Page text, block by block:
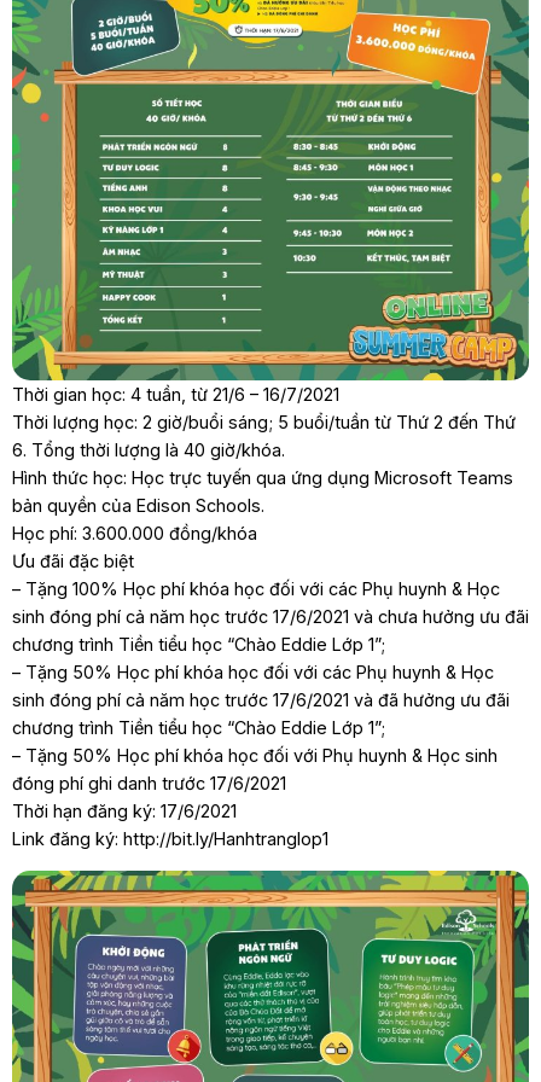
Thời gian học: 4 tuần, từ 21/6 – 16/7/2021
Thời lượng học: 2 giờ/buổi sáng; 5 buổi/tuần từ Thứ 2 đến Thứ
6. Tổng thời lượng là 40 giờ/khóa.
Hình thức học: Học trực tuyến qua ứng dụng Microsoft Teams
bản quyền của Edison Schools.
Học phí: 3.600.000 đồng/khóa
Ưu đãi đặc biệt
– Tặng 100% Học phí khóa học đối với các Phụ huynh & Học
sinh đóng phí cả năm học trước 17/6/2021 và chưa hưởng ưu đãi
chương trình Tiền tiểu học “Chào Eddie Lớp 1”;
– Tặng 50% Học phí khóa học đối với các Phụ huynh & Học
sinh đóng phí cả năm học trước 17/6/2021 và đã hưởng ưu đãi
chương trình Tiền tiểu học “Chào Eddie Lớp 1”;
– Tặng 50% Học phí khóa học đối với Phụ huynh & Học sinh
đóng phí ghi danh trước 17/6/2021
Thời hạn đăng ký: 17/6/2021
Link đăng ký: http://bit.ly/Hanhtranglop1